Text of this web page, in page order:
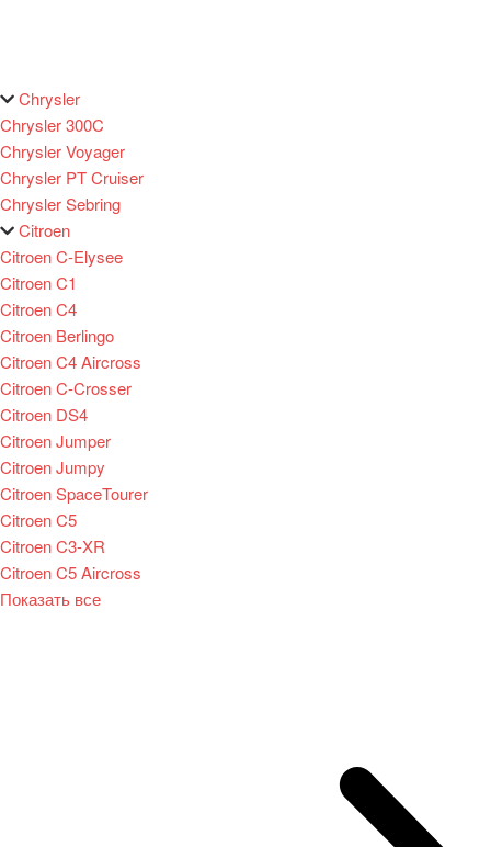
Chrysler
Chrysler 300C
Chrysler Voyager
Chrysler PT Cruiser
Chrysler Sebring
Citroen
Citroen C-Elysee
Citroen C1
Citroen C4
Citroen Berlingo
Citroen C4 Aircross
Citroen C-Crosser
Citroen DS4
Citroen Jumper
Citroen Jumpy
Citroen SpaceTourer
Citroen C5
Citroen C3-XR
Citroen C5 Aircross
Показать все